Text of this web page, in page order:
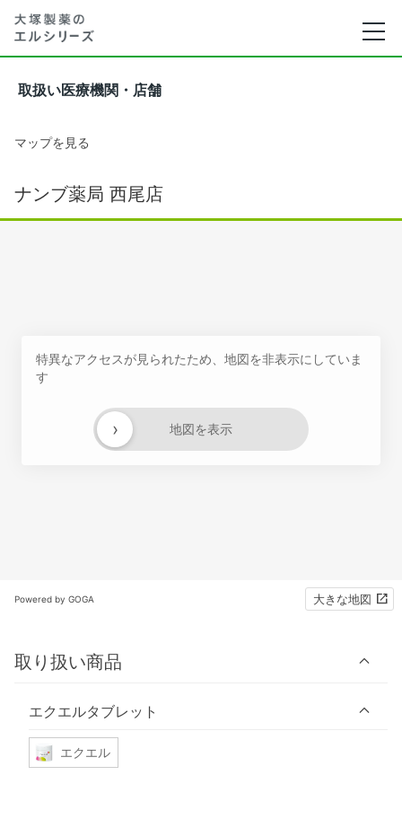
取扱い医療機関・店舗
マップを見る
ナンブ薬局 西尾店
特異なアクセスが見られたため、地図を非表示にしていま
す
地図を表示
›
Powered by GOGA 大きな地図
取り扱い商品
エクエルタブレット
エクエル